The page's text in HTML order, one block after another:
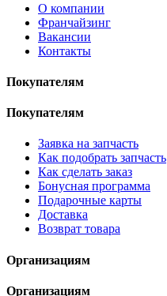
О компании
Франчайзинг
Вакансии
Контакты
Покупателям
Покупателям
Заявка на запчасть
Как подобрать запчасть
Как сделать заказ
Бонусная программа
Подарочные карты
Доставка
Возврат товара
Организациям
Организациям